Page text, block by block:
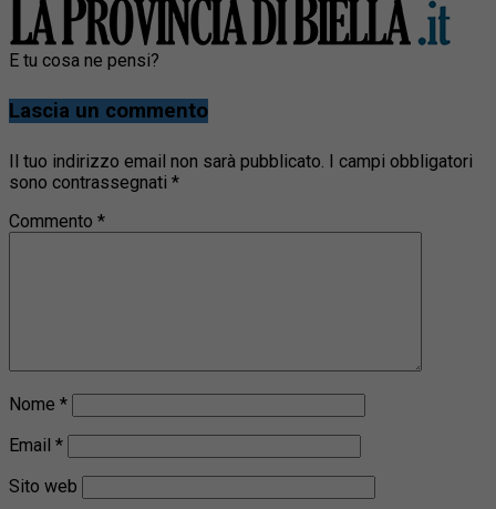
E tu cosa ne pensi?
Lascia un commento
Il tuo indirizzo email non sarà pubblicato. I campi obbligatori
sono contrassegnati *
Commento *
Nome *
Email *
Sito web